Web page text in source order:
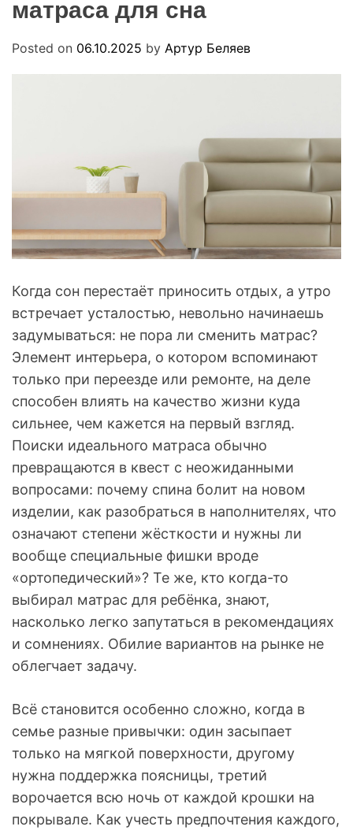
u
матраса для сна
Posted on 06.10.2025 by Артур Беляев
Когда сон перестаёт приносить отдых, а утро
встречает усталостью, невольно начинаешь
задумываться: не пора ли сменить матрас?
Элемент интерьера, о котором вспоминают
только при переезде или ремонте, на деле
способен влиять на качество жизни куда
сильнее, чем кажется на первый взгляд.
Поиски идеального матраса обычно
превращаются в квест с неожиданными
вопросами: почему спина болит на новом
изделии, как разобраться в наполнителях, что
означают степени жёсткости и нужны ли
вообще специальные фишки вроде
«ортопедический»? Те же, кто когда-то
выбирал матрас для ребёнка, знают,
насколько легко запутаться в рекомендациях
и сомнениях. Обилие вариантов на рынке не
облегчает задачу.
Всё становится особенно сложно, когда в
семье разные привычки: один засыпает
только на мягкой поверхности, другому
нужна поддержка поясницы, третий
ворочается всю ночь от каждой крошки на
покрывале. Как учесть предпочтения каждого,